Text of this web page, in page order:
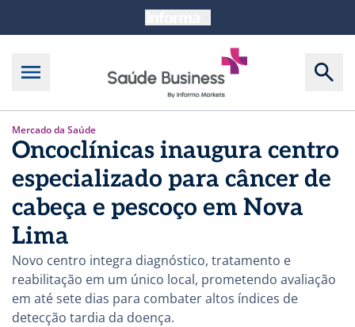
Mercado da Saúde
Oncoclínicas inaugura centro
especializado para câncer de
cabeça e pescoço em Nova
Lima
Novo centro integra diagnóstico, tratamento e
reabilitação em um único local, prometendo avaliação
em até sete dias para combater altos índices de
detecção tardia da doença.